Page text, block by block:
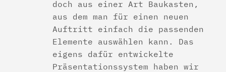
doch aus einer Art Baukasten,
aus dem man für einen neuen
Auftritt einfach die passenden
Elemente auswählen kann. Das
eigens dafür entwickelte
Präsentationssystem haben wir